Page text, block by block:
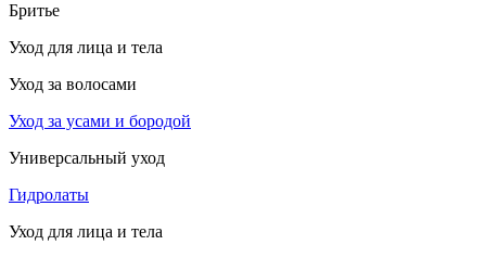
Бритье
Уход для лица и тела
Уход за волосами
Уход за усами и бородой
Универсальный уход
Гидролаты
Уход для лица и тела